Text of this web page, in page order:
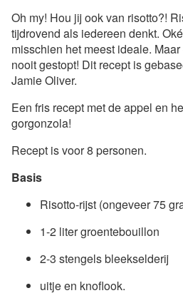
Oh my! Hou jij ook van risotto?!
tijdrovend als iedereen denkt.
misschien het meest ideale.
nooit gestopt! Dit recept is
Jamie Oliver.
Een fris recept met de appel en
gorgonzola!
Recept is voor 8 personen.
Basis
Risotto-rijst (ongeveer 75
1-2 liter groentebouillon
2-3 stengels bleekselderij
uitje en knoflook.